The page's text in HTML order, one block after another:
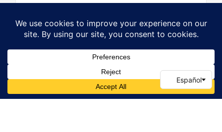
PorNeil Wragg
dedicada al calibre .22LR, optimizada para el
personalización casi ilimitada. La DMK22C cumple la
función de un entrenamiento de bajo coste…
0
Paginación
de